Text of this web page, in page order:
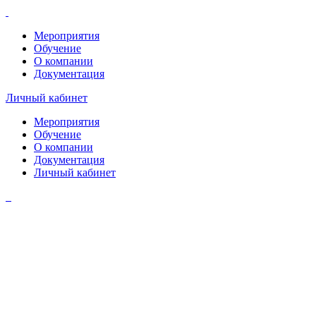
Мероприятия
Обучение
О компании
Документация
Личный кабинет
Мероприятия
Обучение
О компании
Документация
Личный кабинет